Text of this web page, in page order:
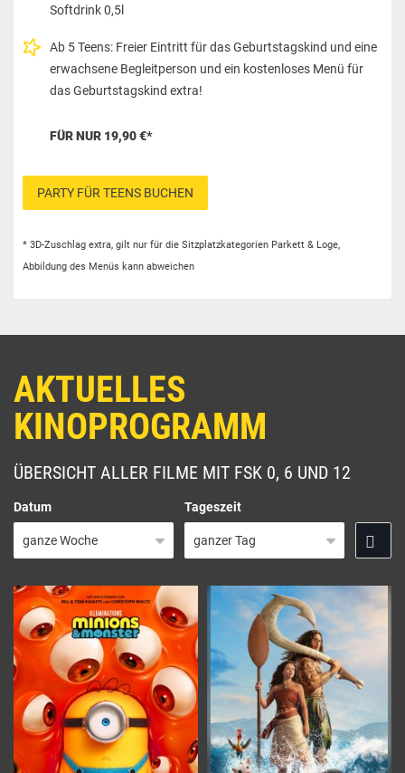
Softdrink 0,5l
Ab 5 Teens: Freier Eintritt für das Geburtstagskind und eine
erwachsene Begleitperson und ein kostenloses Menü für
das Geburtstagskind extra!
FÜR NUR 19,90 €*
PARTY FÜR TEENS BUCHEN
* 3D-Zuschlag extra, gilt nur für die Sitzplatzkategorien Parkett & Loge,
Abbildung des Menüs kann abweichen
AKTUELLES
KINOPROGRAMM
ÜBERSICHT ALLER FILME MIT FSK 0, 6 UND 12
Datum Tageszeit